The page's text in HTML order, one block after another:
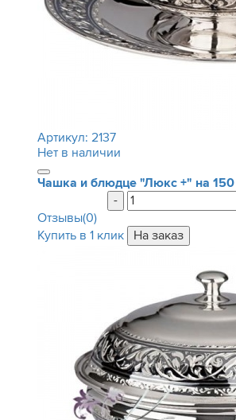
Артикул:2137
Нет в наличии
Чашка и блюдце "Люкс +" на
-
Отзывы(0)
Купить в 1 клик